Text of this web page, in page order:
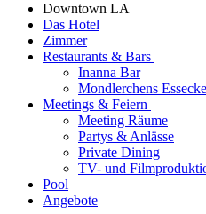
Downtown LA
Das Hotel
Zimmer
Restaurants & Bars
Inanna Bar
Mondlerchens Essecke
Meetings & Feiern
Meeting Räume
Partys & Anlässe
Private Dining
TV- und
Pool
Angebote